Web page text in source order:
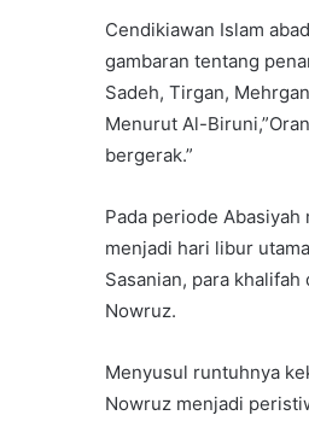
Cendikiawan Islam
gambaran tentang
Sadeh, Tirgan,
Menurut Al-
bergerak.”
Pada periode
menjadi hari libur
Sasanian, para
Nowruz.
Menyusul runtuhnya
Nowruz menjadi